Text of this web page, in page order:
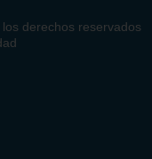
derechos reservados